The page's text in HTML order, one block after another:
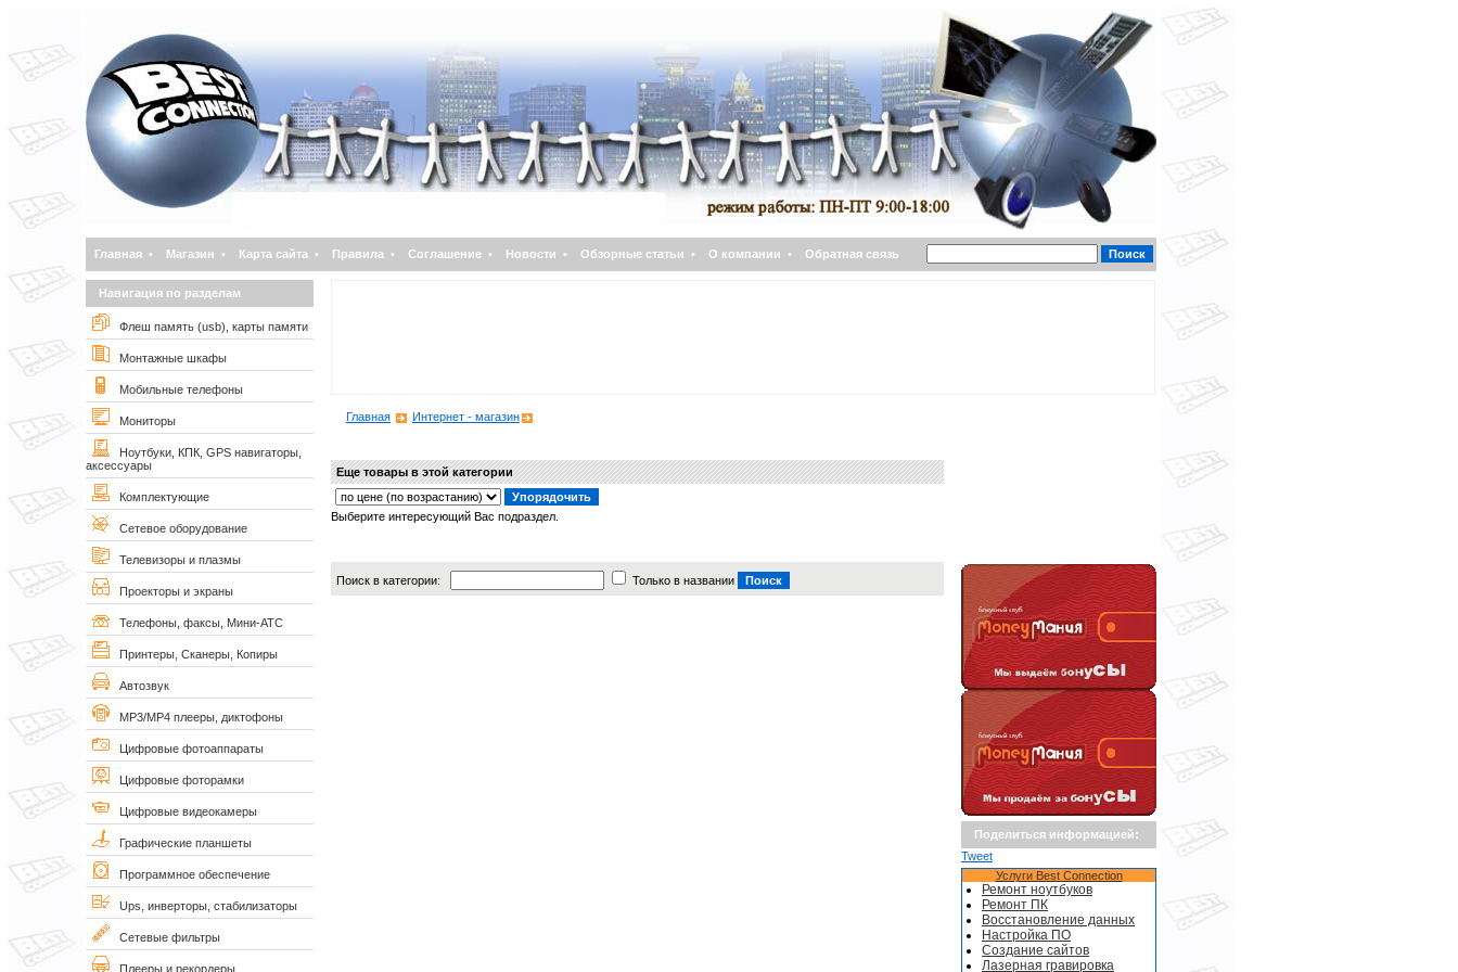
Главная • Магазин • Карта сайта • Правила • Соглашение • Новости • Обзорные статьи • О компании • Обратная связь
Навигация по разделам
Флеш память (usb), карты памяти
Монтажные шкафы
Мобильные телефоны
Мониторы
Ноутбуки, КПК, GPS навигаторы,
аксессуары
Комплектующие
Сетевое оборудование
Телевизоры и плазмы
Проекторы и экраны
Телефоны, факсы, Мини-АТС
Принтеры, Сканеры, Копиры
Автозвук
MP3/MP4 плееры, диктофоны
Цифровые фотоаппараты
Цифровые фоторамки
Цифровые видеокамеры
Графические планшеты
Программное обеспечение
Ups, инверторы, стабилизаторы
Сетевые фильтры
Плееры и рекордеры
Главная Интернет - магазин
Еще товары в этой категории
Выберите интересующий Вас подраздел.
Поиск в категории: Только в названии
Поделиться информацией:
Tweet
Услуги Best Connection
Ремонт ноутбуков
Ремонт ПК
Восстановление данных
Настройка ПО
Создание сайтов
Лазерная гравировка